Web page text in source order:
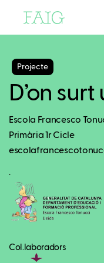
Projecte
D’on
Escola Francesco
Primària 1r Cicle
.
Col.laboradors